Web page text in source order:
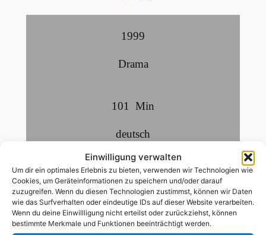
Einwilligung verwalten
Um dir ein optimales Erlebnis zu bieten, verwenden wir Technologien wie
Cookies, um Geräteinformationen zu speichern und/oder darauf
zuzugreifen. Wenn du diesen Technologien zustimmst, können wir Daten
wie das Surfverhalten oder eindeutige IDs auf dieser Website verarbeiten.
Wenn du deine Einwillligung nicht erteilst oder zurückziehst, können
bestimmte Merkmale und Funktionen beeinträchtigt werden.
1999
Drama
101 Min
deutsch
ab 12 Jahren
lesbische Nebenrolle,tiq+ Hauptrolle